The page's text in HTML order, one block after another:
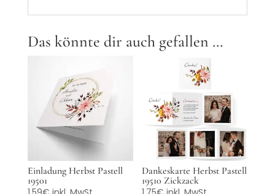
Das könnte dir auch gefallen …
Einladung Herbst Pastell
19501
Dankeskarte Herbst Pastell
19510 Zickzack